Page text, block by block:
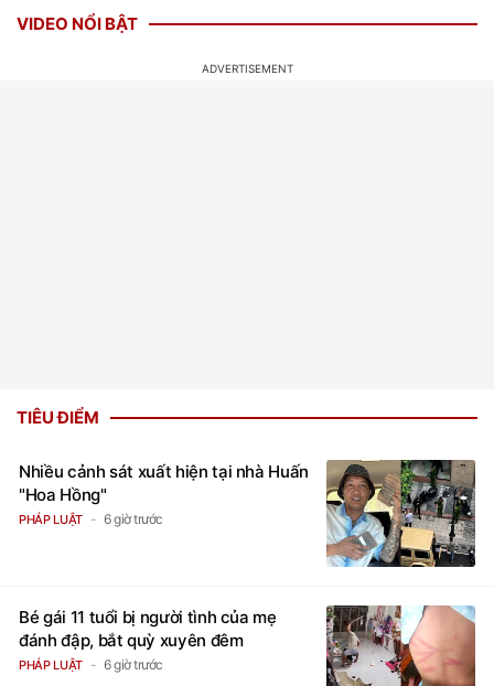
VIDEO NỔI BẬT
TIÊU ĐIỂM
Nhiều cảnh sát xuất hiện tại nhà Huấn
"Hoa Hồng"
PHÁP LUẬT 6 giờ trước
Bé gái 11 tuổi bị người tình của mẹ
đánh đập, bắt quỳ xuyên đêm
PHÁP LUẬT 6 giờ trước